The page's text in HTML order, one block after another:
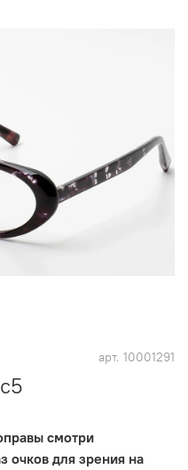
арт. 10001291
смотри
очков для зрения на